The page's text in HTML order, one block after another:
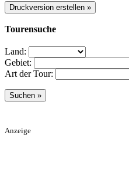
Tourensuche
Land:
Gebiet:
Art der Tour:
Anzeige